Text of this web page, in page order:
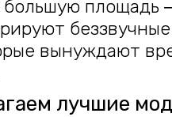
площадь
вынуждают
лучшие